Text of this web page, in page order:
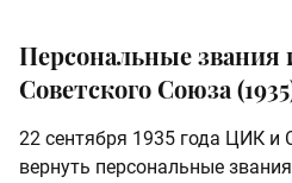
Персональные
Советского Союза
22 сентября 1935 года ЦИК и
вернуть персональные